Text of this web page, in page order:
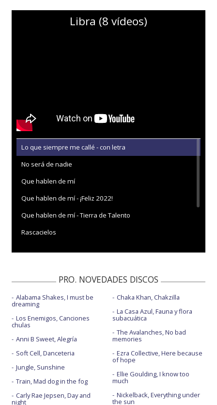
Libra (8 vídeos)
Lo que siempre me callé - con letra
No será de nadie
Que hablen de mí
Que hablen de mí - ¡Feliz 2022!
Que hablen de mí - Tierra de Talento
Rascacielos
PRO. NOVEDADES DISCOS
Alabama Shakes, I must be
dreaming
Los Enemigos, Canciones
chulas
Anni B Sweet, Alegría
Soft Cell, Danceteria
Jungle, Sunshine
Train, Mad dog in the fog
Carly Rae Jepsen, Day and
night
Chaka Khan, Chakzilla
La Casa Azul, Fauna y flora
subacuática
The Avalanches, No bad
memories
Ezra Collective, Here because
of hope
Ellie Goulding, I know too
much
Nickelback, Everything under
the sun